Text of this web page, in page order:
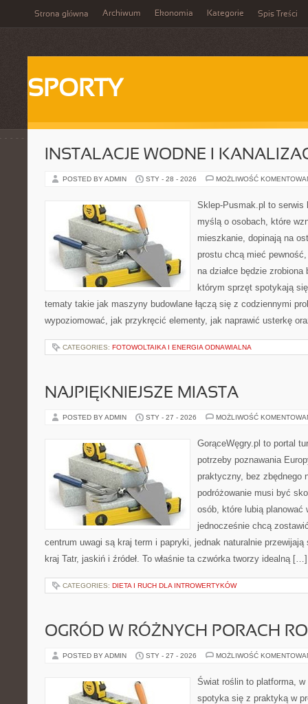
Strona główna Archiwum Ekonomia Kategorie Spis Treści
SPORTY
INSTALACJE WODNE I
POSTED BY ADMIN STY - 28 - 2026 MOŻLIWOŚĆ
Sklep-Pusmak.pl to serwis
myślą o osobach, które
mieszkanie, dopinają na
prostu chcą mieć
na działce będzie
którym sprzęt spotykają
tematy takie jak maszyny budowlane łączą się z codziennymi
wypoziomować, jak przykręcić elementy, jak naprawić usterkę
CATEGORIES: FOTOWOLTAIKA I ENERGIA ODNAWIALNA
NAJPIĘKNIEJSZE MIASTA
POSTED BY ADMIN STY - 27 - 2026 MOŻLIWOŚĆ
GorąceWęgry.pl to portal
potrzeby poznawania
praktyczny, bez zbędnego
podróżowanie musi być
osób, które lubią
jednocześnie chcą
centrum uwagi są kraj term i papryki, jednak naturalnie
kraj Tatr, jaskiń i źródeł. To właśnie ta czwórka tworzy idealną […]
CATEGORIES: DIETA I RUCH DLA INTROWERTYKÓW
OGRÓD W RÓŻNYCH PORACH
POSTED BY ADMIN STY - 27 - 2026 MOŻLIWOŚĆ
Świat roślin to platforma, w
spotyka się z praktyką w